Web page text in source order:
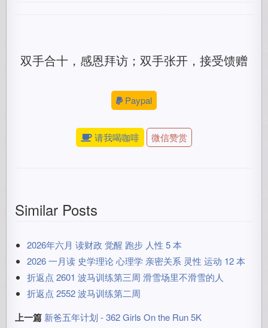
双手合十，感恩拜访；双手张开，接受馈赠
Paypal
请我喝咖啡 微信赞赏
Similar Posts
2026年六月 读财政 觉醒 跑步 人性 5 本
2026 一月读 史学理论 心理学 亲密关系 灵性 运动 12 本
折返点 2601 波马训练第三周 滑雪场里不滑雪的人
折返点 2552 波马训练第二周
上一篇 新爸五年计划 - 362 Girls On the Run 5K